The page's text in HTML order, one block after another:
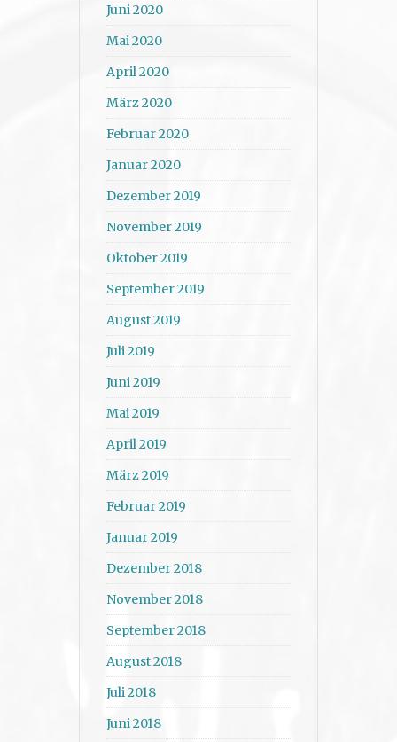
Juni 2020
Mai 2020
April 2020
März 2020
Februar 2020
Januar 2020
Dezember 2019
November 2019
Oktober 2019
September 2019
August 2019
Juli 2019
Juni 2019
Mai 2019
April 2019
März 2019
Februar 2019
Januar 2019
Dezember 2018
November 2018
September 2018
August 2018
Juli 2018
Juni 2018